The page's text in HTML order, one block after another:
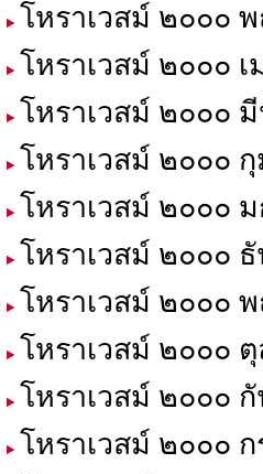
โหราเวสม์ ๒๐๐๐
โหราเวสม์ ๒๐๐๐
โหราเวสม์ ๒๐๐๐
โหราเวสม์ ๒๐๐๐
โหราเวสม์ ๒๐๐๐
โหราเวสม์ ๒๐๐๐
โหราเวสม์ ๒๐๐๐
โหราเวสม์ ๒๐๐๐
โหราเวสม์ ๒๐๐๐
โหราเวสม์ ๒๐๐๐